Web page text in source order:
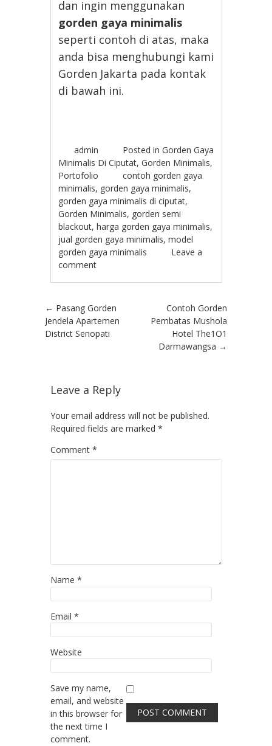
dan ingin menggunakan
gorden gaya minimalis
seperti contoh di atas, maka
anda bisa menghubungi kami
Gorden Jakarta pada kontak
di bawah ini.
admin Posted inGorden Gaya
Minimalis Di Ciputat,Gorden Minimalis,
Portofolio
contoh gorden gaya
minimalis, gorden gaya minimalis,
gorden gaya minimalis di ciputat,
Gorden Minimalis, gorden semi
blackout,harga gorden gaya minimalis,
jual gorden gaya minimalis,model
gorden gaya minimalis
Leave a
comment
Post navigation
← Pasang Gorden
Jendela Apartemen
District Senopati
Contoh Gorden
Pembatas Mushola
Hotel The1O1
Darmawangsa →
Leave a Reply
Your email address will not be published.
Required fields are marked *
Comment *
Name *
Email *
Website
Save my name,
email, and website
in this browser for
the next time I
comment.